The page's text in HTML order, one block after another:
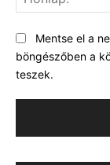
Mentse el a
böngészőben a
teszek.